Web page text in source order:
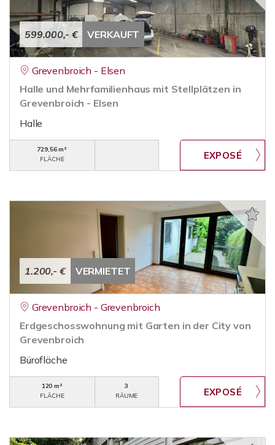
599.000,- € VERKAUFT
Grevenbroich - Elsen
Halle und Mehrfamilienhaus mit Stellplätzen in
Grevenbroich - Elsen
Halle
729,56 m²
FLÄCHE
1.200,- € VERMIETET
Grevenbroich - Grevenbroich
Erdgeschosswohnung mit Garten in der City von
Grevenbroich
Bürofläche
120 m²
FLÄCHE
3
RÄUME